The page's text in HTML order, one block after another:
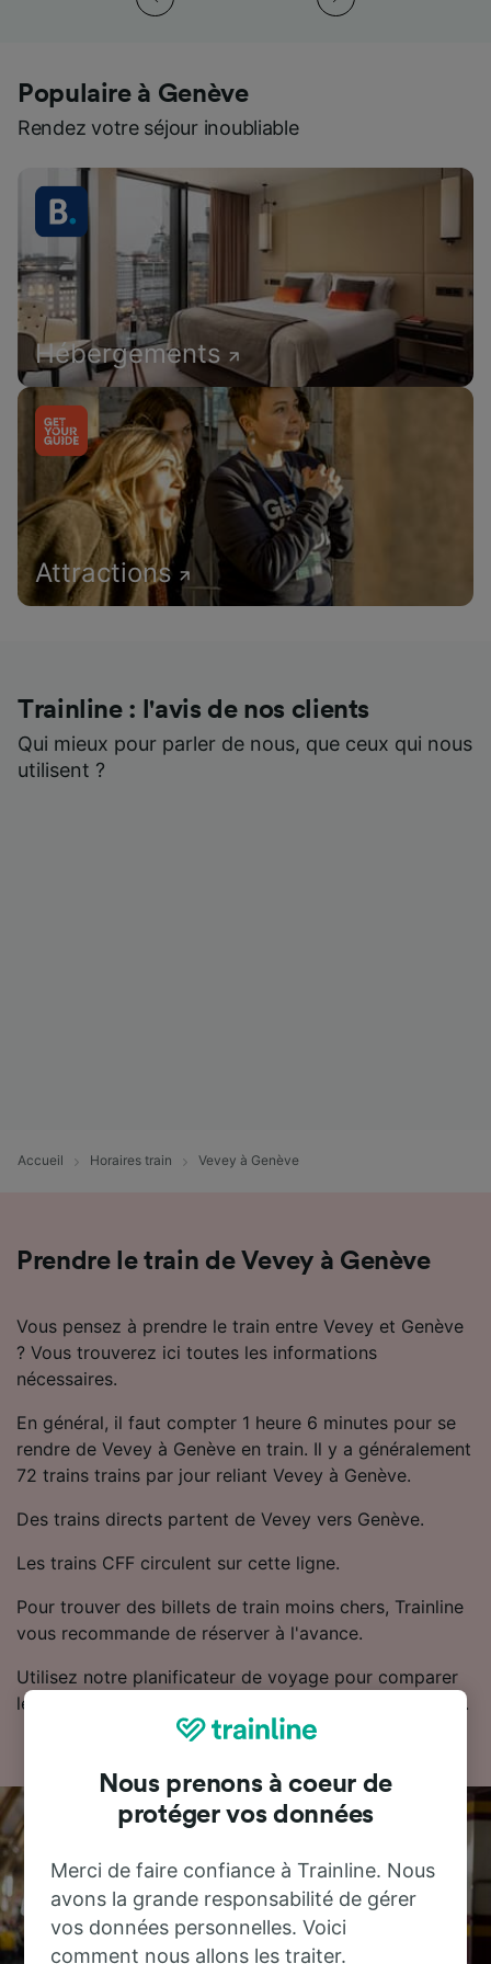
Populaire à Genève
Rendez votre séjour inoubliable
Hébergements
Attractions
Trainline : l'avis de nos clients
Qui mieux pour parler de nous, que ceux qui nous
utilisent ?
Accueil Horaires train Vevey à Genève
Prendre le train de Vevey à Genève
Vous pensez à prendre le train entre Vevey et Genève
? Vous trouverez ici toutes les informations
nécessaires.
En général, il faut compter 1 heure 6 minutes pour se
rendre de Vevey à Genève en train. Il y a généralement
72 trains trains par jour reliant Vevey à Genève.
Des trains directs partent de Vevey vers Genève.
Les trains CFF circulent sur cette ligne.
Pour trouver des billets de train moins chers, Trainline
vous recommande de réserver à l'avance.
Utilisez notre planificateur de voyage pour comparer
les prix des billets et trouver les tarifs les moins chers.
Nous prenons à coeur de
protéger vos données
Merci de faire confiance à Trainline. Nous
avons la grande responsabilité de gérer
vos données personnelles. Voici
comment nous allons les traiter.